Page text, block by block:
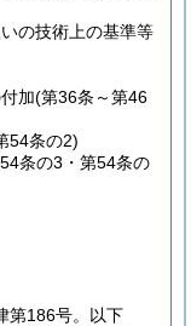
の技術上の基準等
加(第36条～第46
54条の2)
条の3・第54条の
第186号。以下